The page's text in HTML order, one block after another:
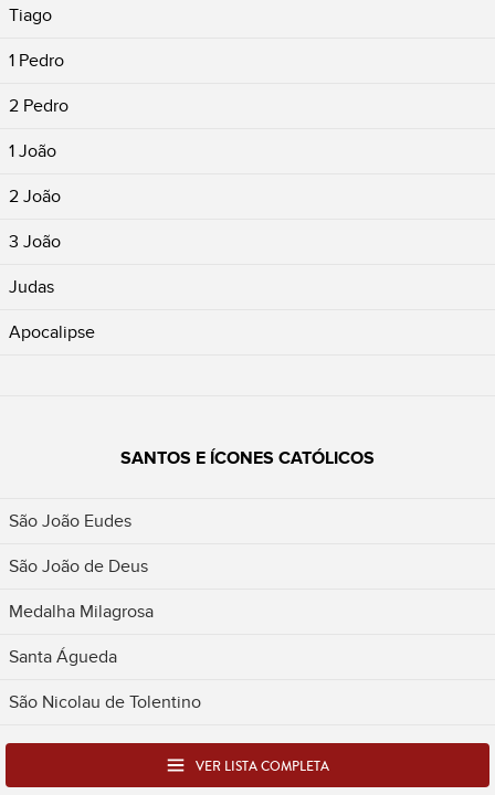
Tiago
1 Pedro
2 Pedro
1 João
2 João
3 João
Judas
Apocalipse
SANTOS E ÍCONES CATÓLICOS
São João Eudes
São João de Deus
Medalha Milagrosa
Santa Águeda
São Nicolau de Tolentino
VER LISTA COMPLETA